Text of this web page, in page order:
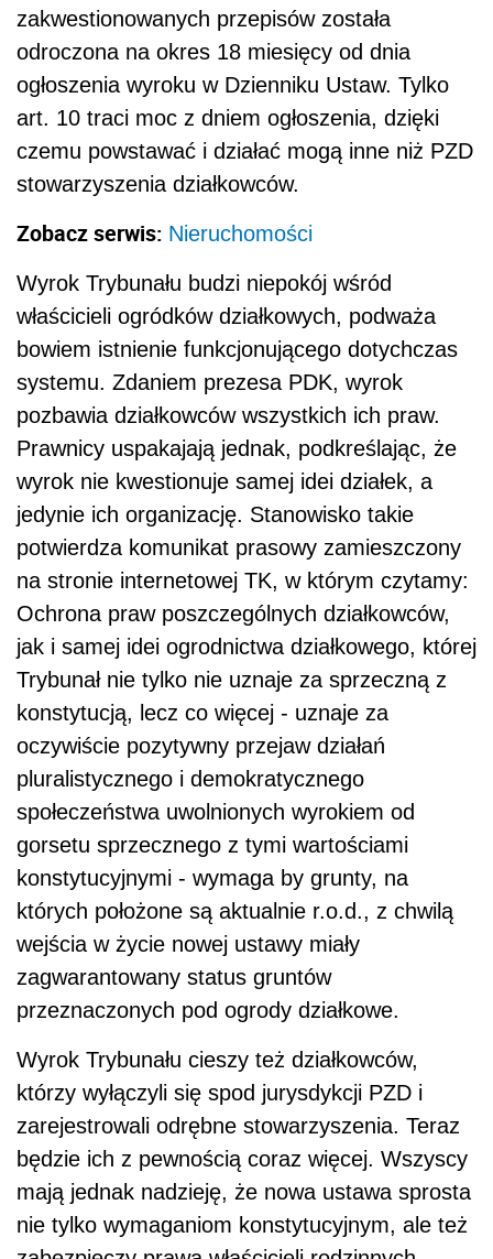
zakwestionowanych przepisów została
odroczona na okres 18 miesięcy od dnia
ogłoszenia wyroku w Dzienniku Ustaw. Tylko
art. 10 traci moc z dniem ogłoszenia, dzięki
czemu powstawać i działać mogą inne niż PZD
stowarzyszenia działkowców.
Zobacz serwis: Nieruchomości
Wyrok Trybunału budzi niepokój wśród
właścicieli ogródków działkowych, podważa
bowiem istnienie funkcjonującego dotychczas
systemu. Zdaniem prezesa PDK, wyrok
pozbawia działkowców wszystkich ich praw.
Prawnicy uspakajają jednak, podkreślając, że
wyrok nie kwestionuje samej idei działek, a
jedynie ich organizację. Stanowisko takie
potwierdza komunikat prasowy zamieszczony
na stronie internetowej TK, w którym czytamy:
Ochrona praw poszczególnych działkowców,
jak i samej idei ogrodnictwa działkowego, której
Trybunał nie tylko nie uznaje za sprzeczną z
konstytucją, lecz co więcej - uznaje za
oczywiście pozytywny przejaw działań
pluralistycznego i demokratycznego
społeczeństwa uwolnionych wyrokiem od
gorsetu sprzecznego z tymi wartościami
konstytucyjnymi - wymaga by grunty, na
których położone są aktualnie r.o.d., z chwilą
wejścia w życie nowej ustawy miały
zagwarantowany status gruntów
przeznaczonych pod ogrody działkowe.
Wyrok Trybunału cieszy też działkowców,
którzy wyłączyli się spod jurysdykcji PZD i
zarejestrowali odrębne stowarzyszenia. Teraz
będzie ich z pewnością coraz więcej. Wszyscy
mają jednak nadzieję, że nowa ustawa sprosta
nie tylko wymaganiom konstytucyjnym, ale też